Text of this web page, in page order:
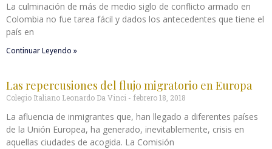
La culminación de más de medio siglo de conflicto armado en
Colombia no fue tarea fácil y dados los antecedentes que tiene el
país en
Continuar Leyendo »
Las repercusiones del flujo migratorio en Europa
Colegio Italiano Leonardo Da Vinci febrero 18, 2018
La afluencia de inmigrantes que, han llegado a diferentes países
de la Unión Europea, ha generado, inevitablemente, crisis en
aquellas ciudades de acogida. La Comisión